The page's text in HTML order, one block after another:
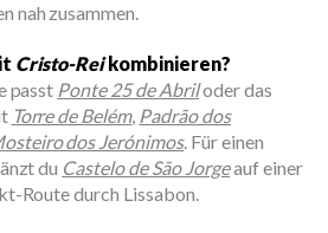
nah zusammen.
Cristo-Reikombinieren?
passt Ponte 25 de Abriloder das
Torre de Belém, Padrão dos
dos Jerónimos. Für einen
du Castelo de São Jorgeauf einer
Route durch Lissabon.